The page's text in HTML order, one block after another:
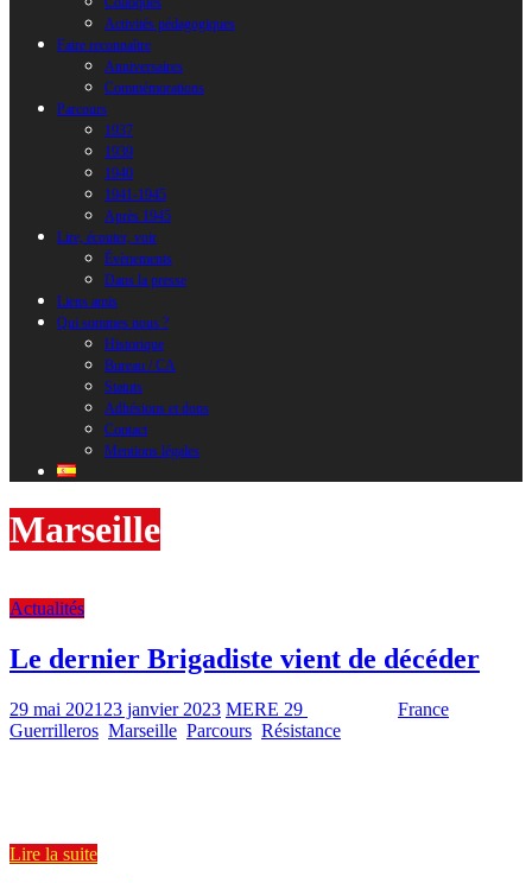
Activités pédagogiques
Faire reconnaître
Anniversaires
Commémorations
Parcours
1937
1939
1940
1941-1945
Après 1945
Lire, écouter, voir
Évènements
Dans la presse
Liens amis
Qui sommes nous ?
Historique
Bureau / CA
Statuts
Adhésions et dons
Contact
Mentions légales
Marseille
Actualités
Le dernier Brigadiste vient de décéder
29 mai 2021 23 janvier 2023 MERE 29 France
Guerrilleros Marseille Parcours Résistance
Lire la suite